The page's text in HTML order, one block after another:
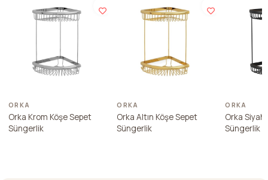
ORKA
Orka Krom Köşe Sepet
Süngerlik
ORKA
Orka Altın Köşe Sepet
Süngerlik
ORKA
Orka Siyah
Süngerlik